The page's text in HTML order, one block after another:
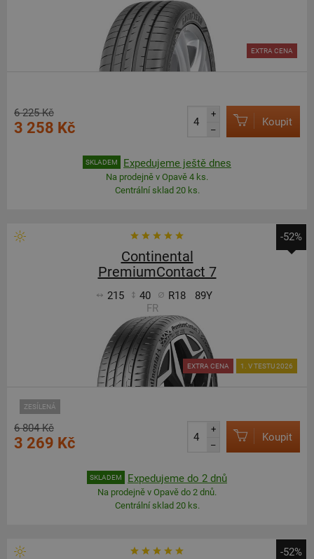
EXTRA CENA
6 225 Kč
3 258 Kč
+
–
Koupit
SKLADEM Expedujeme ještě dnes
Na prodejně v Opavě 4 ks.
Centrální sklad 20 ks.
-52%
Continental
PremiumContact 7
215 40 R18
89Y
FR
ZESÍLENÁ
EXTRA CENA 1. V TESTU 2026
6 804 Kč
3 269 Kč
+
–
Koupit
SKLADEM Expedujeme do 2 dnů
Na prodejně v Opavě do 2 dnů.
Centrální sklad 20 ks.
-52%